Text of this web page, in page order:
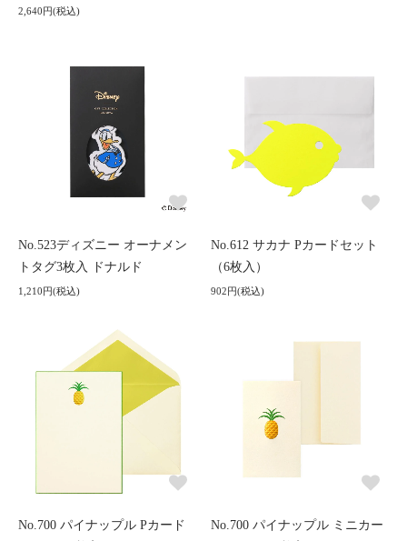
2,640円(税込)
No.523ディズニー オーナメン
トタグ3枚入 ドナルド
1,210円(税込)
No.612 サカナ Pカードセット
（6枚入）
902円(税込)
No.700 パイナップル Pカード
No.700 パイナップル ミニカー